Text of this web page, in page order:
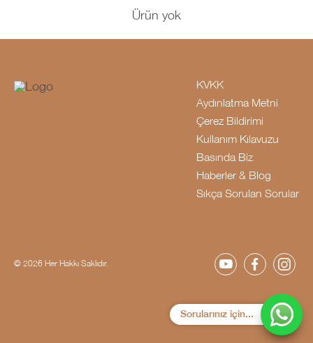
Ürün yok
Sorularınız için...
KVKK
Aydınlatma Metni
Çerez Bildirimi
Kullanım Kılavuzu
Basında Biz
Haberler & Blog
Sıkça Sorulan Sorular
© 2026 Her Hakkı Saklıdır.